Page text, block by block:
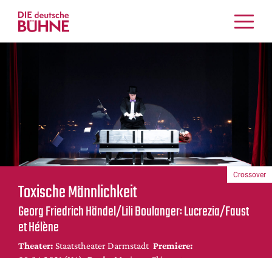
Crossover
Bühnenwelt
Festivals & Veranstaltungen
Menschen & Theater
Themen
Internationales
Nachrufe
Toxische Männlichkeit
Georg Friedrich Händel/Lili Boulanger: Lucrezia/Faust
et Hélène
Theater: Staatstheater Darmstadt Premiere:
Crossover